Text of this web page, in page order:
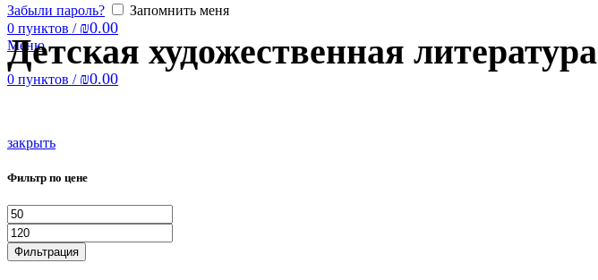
Забыли пароль?
Запомнить меня
0 пунктов / ₪0.00
Меню
0 пунктов / ₪0.00
Детская художественная литература
закрыть
Фильтр по цене
Минимальная
цена
цена
Фильтрация